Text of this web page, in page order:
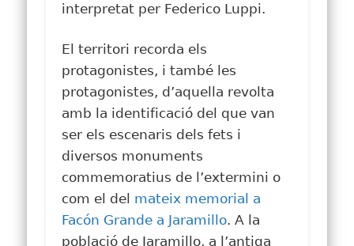
interpretat per Federico Luppi.
El territori recorda els
protagonistes, i també les
protagonistes, d’aquella revolta
amb la identificació del que van
ser els escenaris dels fets i
diversos monuments
commemoratius de l’extermini o
com el del mateix memorial a
Facón Grande a Jaramillo. A la
població de Jaramillo, a l’antiga